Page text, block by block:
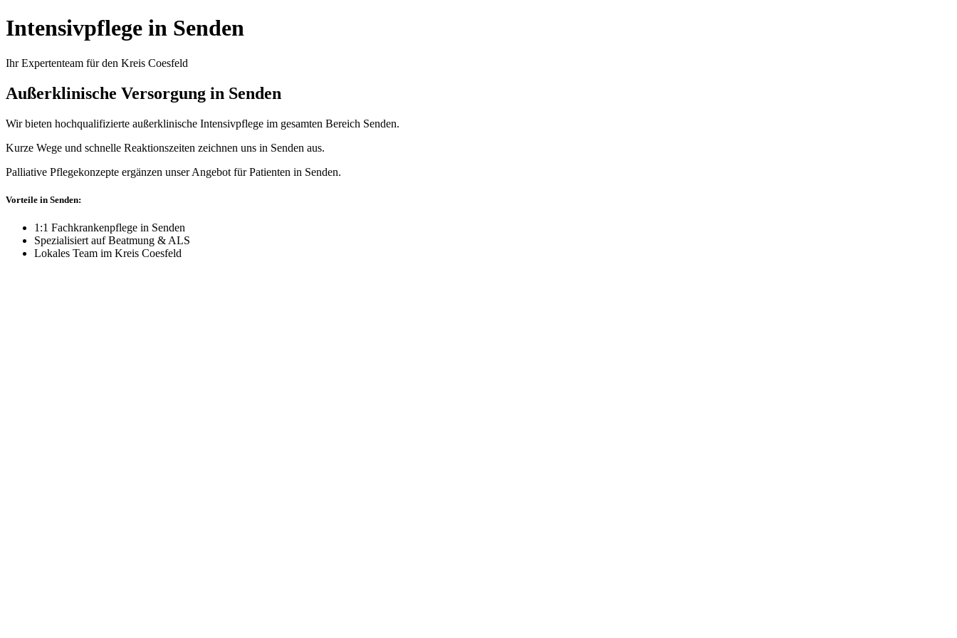
Intensivpflege in Senden
Ihr Expertenteam für den Kreis Coesfeld
Außerklinische Versorgung in Senden
Wir bieten hochqualifizierte außerklinische Intensivpflege im gesamten Bereich Senden.
Kurze Wege und schnelle Reaktionszeiten zeichnen uns in Senden aus.
Palliative Pflegekonzepte ergänzen unser Angebot für Patienten in Senden.
Vorteile in Senden:
1:1 Fachkrankenpflege in Senden
Spezialisiert auf Beatmung & ALS
Lokales Team im Kreis Coesfeld